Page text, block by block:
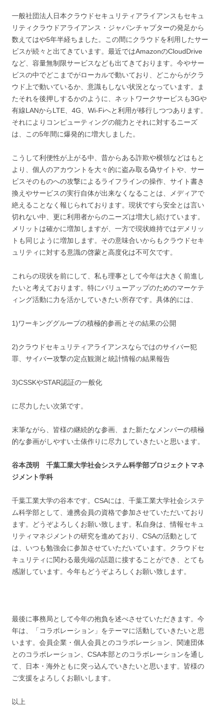
一般社団法人日本クラウドセキュリティアライアンスもセキュ
リティクラウドアライアンス・ジャパンチャプターの発足から
数えてはや5年半経ちました。この間にクラウドを利用したサー
ビスが続々と出てきています。最近ではAmazonのCloudDrive
など、容量無制限サービスなども出てきております。今やサー
ビスの中でどこまでがローカルで動いており、どこからがクラ
ウド上で動いているか、意識もしない状況となっています。ま
たそれを後押しするかのように、ネットワークサービスも3Gや
有線LANからLTE、4G、Wi-Fiへと利用が移行しつつあります。
それによりコンピューティングの能力とそれに対するニーズ
は、この5年間に爆発的に増大しました。
こうして利便性が上がる中、昔からある詐欺や横領などはもと
より、個人のアカウントを大々的に盗み取る偽サイトや、サー
ビスそのものへの攻撃によるライフラインの操作、サイト書き
換えやサービスの実行自体が出来なくなることは、メディアで
絶えることなく報じられております。現状ですら安全とは言い
切れない中、更に利用者からのニーズは増大し続けています。
メリットは確かに増加しますが、一方で現状維持ではデメリッ
トも同じように増加します。その意味合いからもクラウドセキ
ュリティに対する意識の啓蒙と高度化は不可欠です。
これらの現状を前にして、私も理事として今年は大きく前進し
たいと考えております。特にバリューアップのためのマーケテ
ィング活動に力を活かしていきたい所存です。具体的には、
1)ワーキンググループの積極的参画とその結果の公開
2)クラウドセキュリティアライアンスならではのサイバー犯
罪、サイバー攻撃の定点観測と統計情報の結果報告
3)CSSKやSTAR認証の一般化
に尽力したい次第です。
末筆ながら、皆様の継続的な参画、また新たなメンバーの積極
的な参画がしやすい土俵作りに尽力していきたいと思います。
谷本茂明 千葉工業大学社会システム科学部プロジェクトマネ
ジメント学科
千葉工業大学の谷本です。CSAには、千葉工業大学社会システ
ム科学部として、連携会員の資格で参加させていただいており
ます。どうぞよろしくお願い致します。私自身は、情報セキュ
リティマネジメントの研究を進めており、CSAの活動として
は、いつも勉強会に参加させていただいています。クラウドセ
キュリティに関わる最先端の話題に接することができ、とても
感謝しています。今年もどうぞよろしくお願い致します。
最後に事務局として今年の抱負を述べさせていただきます。今
年は、「コラボレーション」をテーマに活動していきたいと思
います。会員企業・個人会員とのコラボレーション、関連団体
とのコラボレーション、CSA本部とのコラボレーションを通し
て、日本・海外ともに突っ込んでいきたいと思います。皆様の
ご支援をよろしくお願いします。
以上